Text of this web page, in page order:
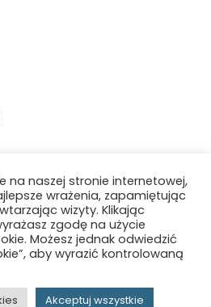
nas na
Gra pod pada. All rights
na naszej stronie internetowej,
wrażenia, zapamiętując
wizyty. Klikając
zgodę na użycie
Możesz jednak odwiedzić
aby wyrazić kontrolowaną
Akceptuj wszystkie